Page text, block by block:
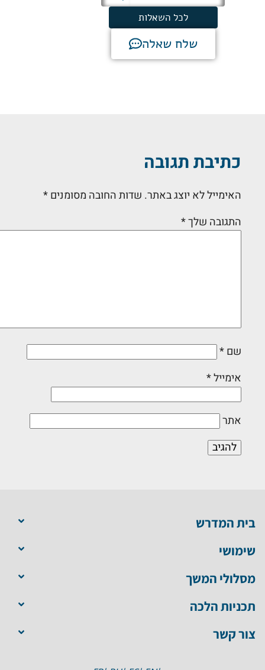
לכל השאלות
שלח שאלה
כתיבת תגובה
האימייל לא יוצג באתר. שדות החובה מסומנים*
התגובה שלך*
שם*
אימייל*
אתר
בית המדרש
שימושי
מסלולי המשך
תכניות הלכה
צור קשר